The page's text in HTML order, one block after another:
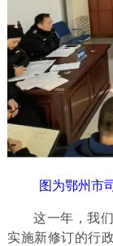
图为鄂州市
这一年，我
实施新修订的行